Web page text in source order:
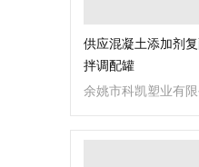
供应混凝土添加剂
拌调配罐
余姚市科凯塑业有限